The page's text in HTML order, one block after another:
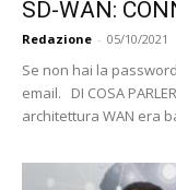
SD-WAN:
Redazione - 05/10/2021
Se non hai la
email. DI COSA
architettura WAN era